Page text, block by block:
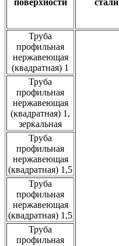
поверхности
стали
Труба
профильная
нержавеющая
(квадратная) 1
Труба
профильная
нержавеющая
(квадратная) 1,
зеркальная
Труба
профильная
нержавеющая
(квадратная) 1,5
Труба
профильная
нержавеющая
(квадратная) 1,5
Труба
профильная